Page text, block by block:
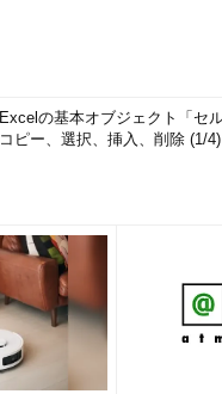
Excelの基本オブジェクト「セ
コピー、選択、挿入、削除 (1/4)